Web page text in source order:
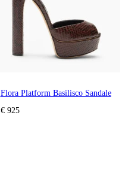
Flora Platform Basilisco Sandale
€ 925